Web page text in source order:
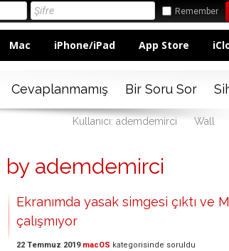
Remember
Mac iPhone/iPad App Store
Cevaplanmamış Bir Soru Sor
Kullanıcı: ademdemirci Wall
by ademdemirci
Ekranımda yasak simgesi çıktı ve
çalışmıyor
22 Temmuz 2019 macOS kategorisinde soruldu